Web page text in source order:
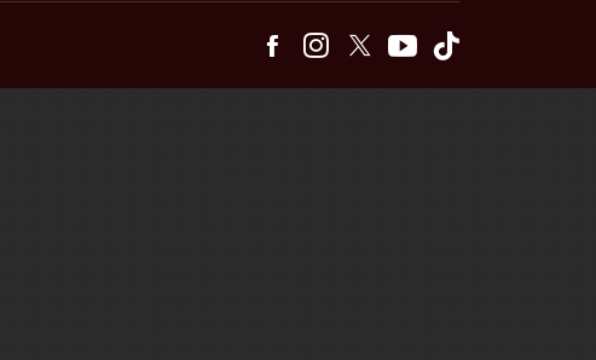
FacebookInstagram
Twitter Youtube